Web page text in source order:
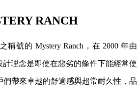
RANCH
稱號的 Mystery Ranch，在 2000 年由
計理念是即使在惡劣的條件下能經常使
們帶來卓越的舒適感與超常耐久性，品